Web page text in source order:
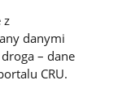
z
danymi
– dane
CRU.